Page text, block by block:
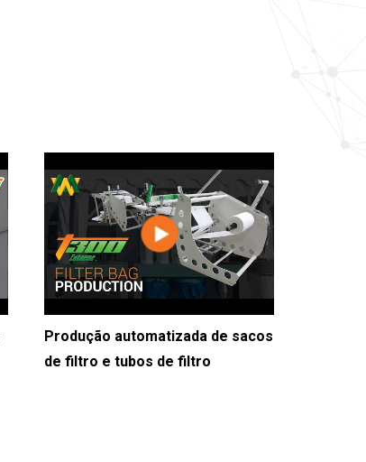
Produção automatizada de sacos
de filtro e tubos de filtro